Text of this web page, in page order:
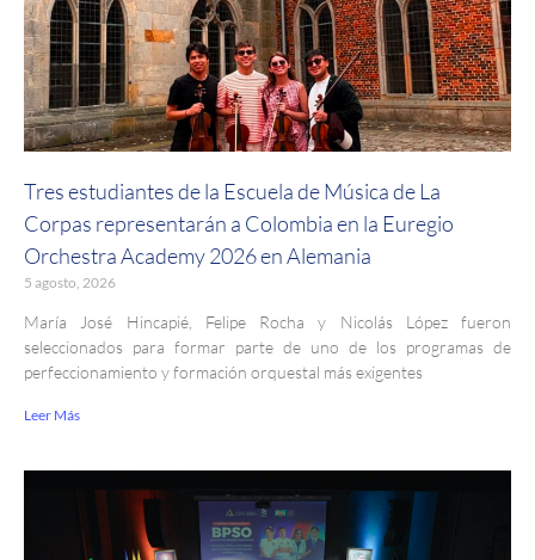
Tres estudiantes de la Escuela de Música de La
Corpas representarán a Colombia en la Euregio
Orchestra Academy 2026 en Alemania
5 agosto, 2026
María José Hincapié, Felipe Rocha y Nicolás López fueron
seleccionados para formar parte de uno de los programas de
perfeccionamiento y formación orquestal más exigentes
Leer Más